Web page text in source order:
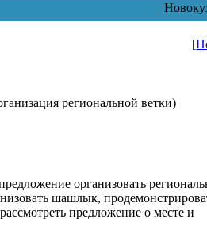
[
региональной ветки)
организовать
шашлык,
предложение о месте и